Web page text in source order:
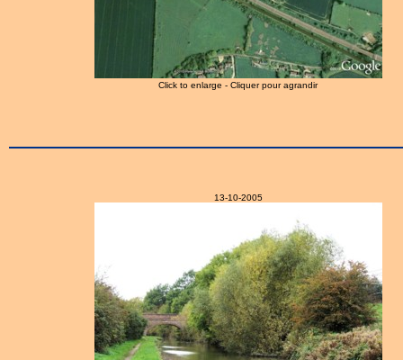
Click to enlarge - Cliquer pour agrandir
13-10-2005